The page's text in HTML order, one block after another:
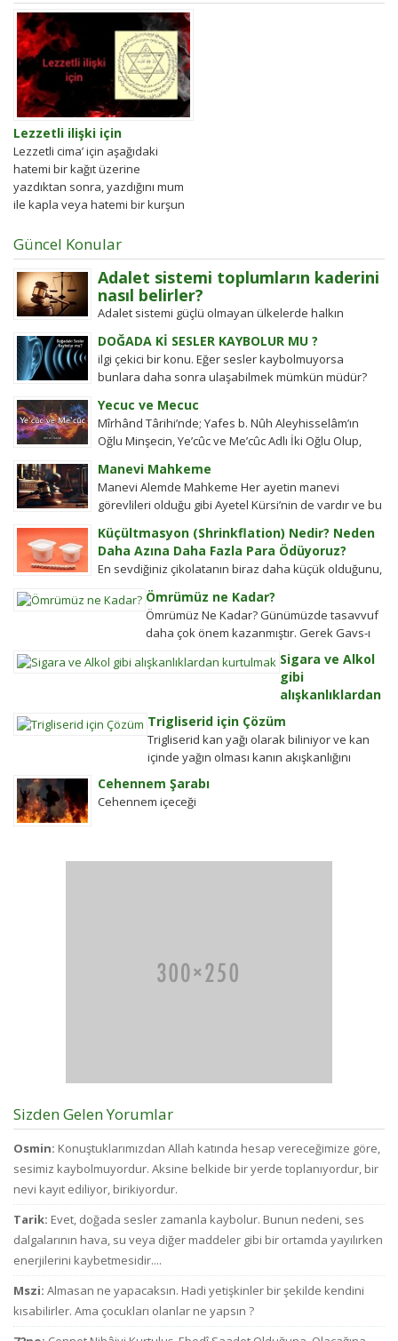
Lezzetli ilişki için
Lezzetli cima’ için aşağıdaki
hatemi bir kağıt üzerine
yazdıktan sonra, yazdığını mum
ile kapla veya hatemi bir kurşun
Güncel Konular
Adalet sistemi toplumların kaderini
nasıl belirler?
Adalet sistemi güçlü olmayan ülkelerde halkın
değişim gücü tarihten bugüne toplumsal hareketleri
şekillendirdi. Detayları keşfedin!
DOĞADA Kİ SESLER KAYBOLUR MU ?
ilgi çekici bir konu. Eğer sesler kaybolmuyorsa
bunlara daha sonra ulaşabilmek mümkün müdür?
Yecuc ve Mecuc
Mîrhând Târihi’nde; Yafes b. Nûh Aleyhisselâm’ın
Oğlu Minşecin, Ye’cûc ve Me’cûc Adlı İki Oğlu Olup,
Manevi Mahkeme
Manevi Alemde Mahkeme Her ayetin manevi
görevlileri olduğu gibi Ayetel Kürsi’nin de vardır ve bu
Küçültmasyon (Shrinkflation) Nedir? Neden
Daha Azına Daha Fazla Para Ödüyoruz?
En sevdiğiniz çikolatanın biraz daha küçük olduğunu,
aynı büyüklükteki pakette daha az bisküvi
bulunduğunu veya cips torbalarının daha fazla
Ömrümüz ne Kadar?
Ömrümüz Ne Kadar? Günümüzde tasavvuf
daha çok önem kazanmıştır. Gerek Gavs-ı
Hizânî gerekse Seyyid Tâhâ hazretlerinin
döneminde bu kadar değildi....
Sigara ve Alkol
gibi
alışkanlıklardan
Alkolden
Tiksindirmek ve
Kötü Huylardan
Trigliserid için Çözüm
Trigliserid kan yağı olarak biliniyor ve kan
içinde yağın olması kanın akışkanlığını
bozuyor. Kalbe daha çok yük biniyor. Yaşlı
ve...
Cehennem Şarabı
Cehennem içeceği
Sizden Gelen Yorumlar
Osmin: Konuştuklarımızdan Allah katında hesap vereceğimize göre,
sesimiz kaybolmuyordur. Aksine belkide bir yerde toplanıyordur, bir
nevi kayıt ediliyor, birikiyordur.
Tarik: Evet, doğada sesler zamanla kaybolur. Bunun nedeni, ses
dalgalarının hava, su veya diğer maddeler gibi bir ortamda yayılırken
enerjilerini kaybetmesidir....
Mszi: Almasan ne yapacaksın. Hadi yetişkinler bir şekilde kendini
kısabilirler. Ama çocukları olanlar ne yapsın ?